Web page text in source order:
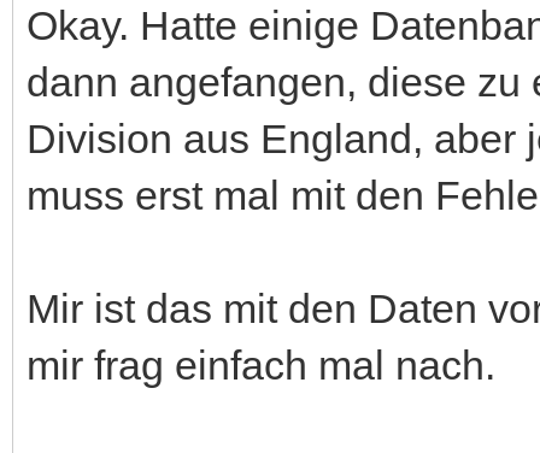
Okay. Hatte einige
dann angefangen, diese
Division aus England, aber
muss erst mal mit den
Mir ist das mit den Daten
mir frag einfach mal nach.